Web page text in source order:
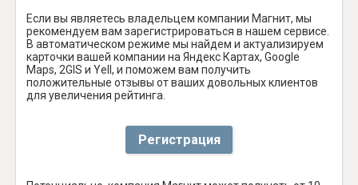
Если вы являетесь владельцем компании Магнит, мы
рекомендуем вам зарегистрироваться в нашем сервисе.
В автоматическом режиме мы найдем и актуализируем
карточки вашей компании на Яндекс Картах, Google
Maps, 2GIS и Yell, и поможем вам получить
положительные отзывы от ваших довольных клиентов
для увеличения рейтинга.
Регистрация